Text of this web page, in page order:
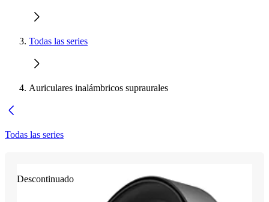
Todas las series
Auriculares inalámbricos supraurales
Todas las series
Descontinuado